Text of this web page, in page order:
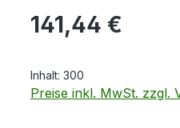
Regulärer Preis:
141,44 €
Inhalt: 300
Preise inkl. MwSt. zzgl.